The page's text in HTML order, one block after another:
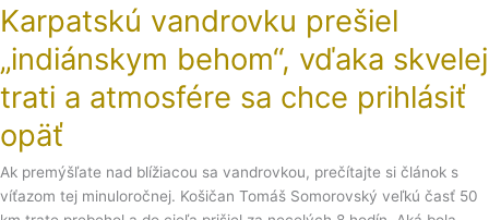
Karpatskú vandrovku prešiel
„indiánskym behom“, vďaka skvelej
trati a atmosfére sa chce prihlásiť
opäť
Ak premýšľate nad blížiacou sa vandrovkou, prečítajte si článok s
víťazom tej minuloročnej. Košičan Tomáš Somorovský veľkú časť 50
prešiel
„indiánskym
behom“,
vďaka
skvelej
trati
atmosfére
sa